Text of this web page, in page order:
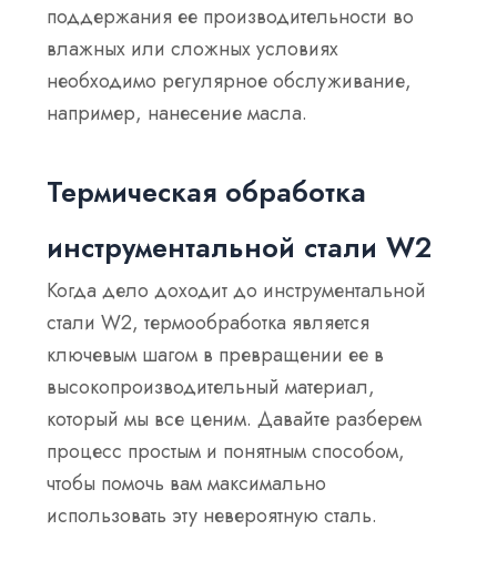
поддержания ее производительности во
влажных или сложных условиях
необходимо регулярное обслуживание,
например, нанесение масла.
Термическая обработка
инструментальной стали W2
Когда дело доходит до инструментальной
стали W2, термообработка является
ключевым шагом в превращении ее в
высокопроизводительный материал,
который мы все ценим. Давайте разберем
процесс простым и понятным способом,
чтобы помочь вам максимально
использовать эту невероятную сталь.